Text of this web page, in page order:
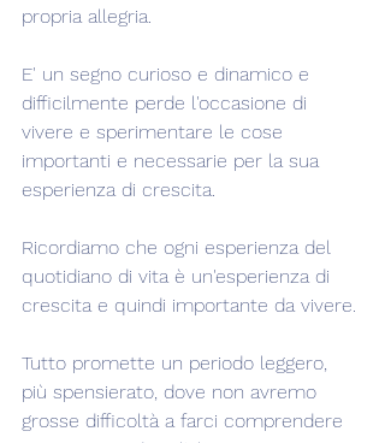
propria allegria.
E' un segno curioso e dinamico e
difficilmente perde l'occasione di
vivere e sperimentare le cose
importanti e necessarie per la sua
esperienza di crescita.
Ricordiamo che ogni esperienza del
quotidiano di vita è un'esperienza di
crescita e quindi importante da vivere.
Tutto promette un periodo leggero,
più spensierato, dove non avremo
grosse difficoltà a farci comprendere